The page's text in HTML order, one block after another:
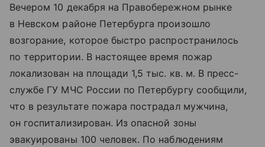
Вечером 10 декабря на Правобережном рынке
в Невском районе Петербурга произошло
возгорание, которое быстро распространилось
по территории. В настоящее время пожар
локализован на площади 1,5 тыс. кв. м. В пресс-
службе ГУ МЧС России по Петербургу сообщили,
что в результате пожара пострадал мужчина,
он госпитализирован. Из опасной зоны
эвакуированы 100 человек. По наблюдениям